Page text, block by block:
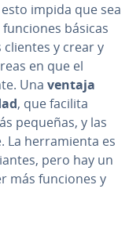
impida que sea
básicas
y crear y
en que el
Una ventaja
, que facilita
pequeñas, y las
La he­rra­mie­n­ta es
pero hay un
más funciones y